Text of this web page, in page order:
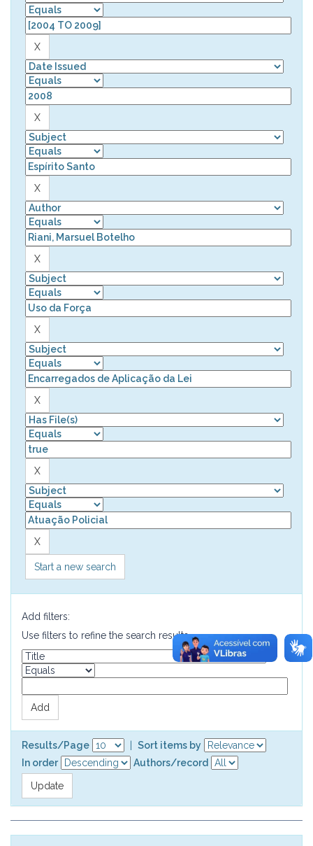
Start a new search
Add filters:
Use filters to refine the search results.
Results/Page
Sort items by
In order
Authors/record